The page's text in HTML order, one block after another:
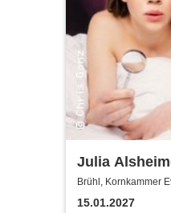
Julia
als nur 'ne
Brühl, Kornkammer
15.01.2027